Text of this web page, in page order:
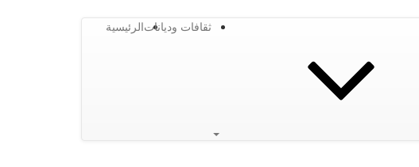
الرئيسيةثقافات وديانات